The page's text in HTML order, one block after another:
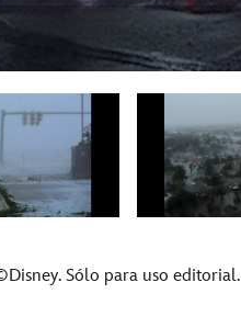
Sólo para uso editorial.